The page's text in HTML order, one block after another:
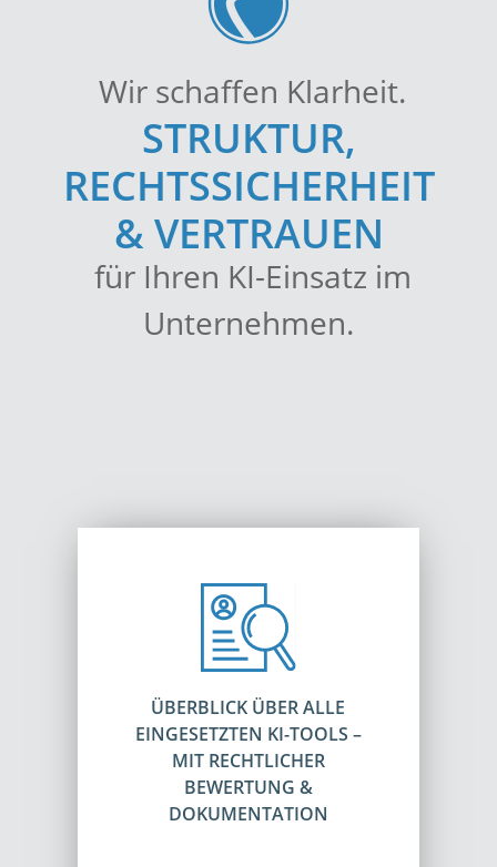
Wir schaffen Klarheit.
STRUKTUR,
RECHTSSICHERHEIT
& VERTRAUEN
für Ihren KI-Einsatz im
Unternehmen.
ÜBERBLICK ÜBER ALLE
EINGESETZTEN KI-TOOLS –
MIT RECHTLICHER
BEWERTUNG &
DOKUMENTATION